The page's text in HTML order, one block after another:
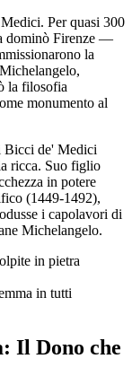
Per quasi 300
dominò Firenze —
la
la filosofia
monumento al
Bicci de' Medici
ricca. Suo figlio
in potere
(1449-1492),
i capolavori di
Michelangelo.
in tutti
Il Dono che